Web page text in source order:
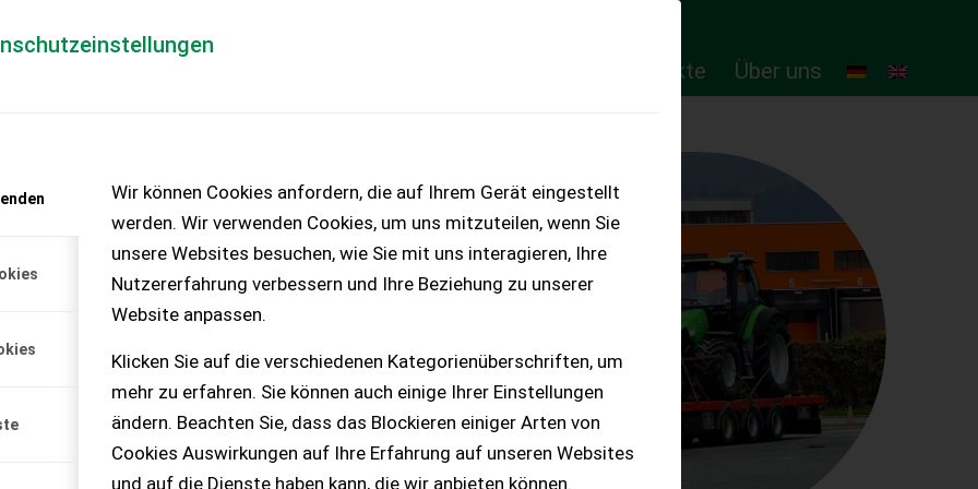
Wir können Cookies anfordern, die auf Ihrem Gerät eingestellt
werden. Wir verwenden Cookies, um uns mitzuteilen, wenn Sie
unsere Websites besuchen, wie Sie mit uns interagieren, Ihre
Nutzererfahrung verbessern und Ihre Beziehung zu unserer
Website anpassen.
Klicken Sie auf die verschiedenen Kategorienüberschriften, um
mehr zu erfahren. Sie können auch einige Ihrer Einstellungen
ändern. Beachten Sie, dass das Blockieren einiger Arten von
Cookies Auswirkungen auf Ihre Erfahrung auf unseren Websites
und auf die Dienste haben kann, die wir anbieten können.
Online-Produkte Über uns
– KEINE
Siloblitz 202D
Umstellung auf